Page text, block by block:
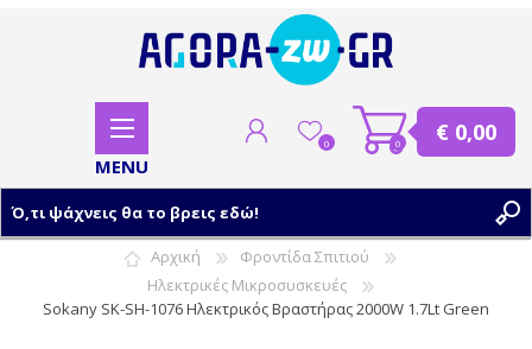
ΣΥΝΔΕΣΗ
0 0 € 0,00
Αρχική
Φροντίδα Σπιτιού
Ηλεκτρικές Μικροσυσκευές
Sokany SK-SH-1076 Ηλεκτρικός Βραστήρας 2000W 1.7Lt Green